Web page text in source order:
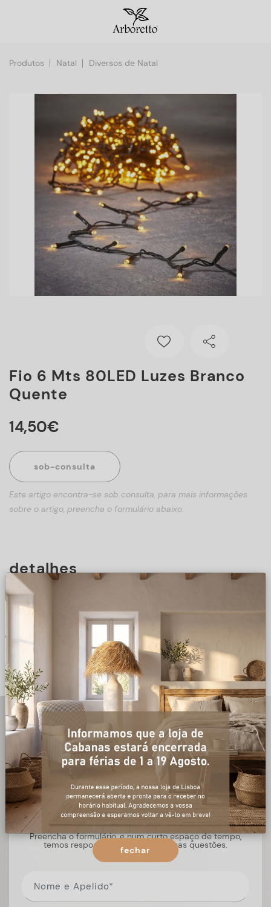
Produtos Natal Diversos de Natal
Fio 6 Mts 80LED Luzes Branco
Quente
14,50€
sob-consulta
Este artigo encontra-se sob consulta, para mais informações
sobre o artigo, preencha o formulário abaixo.
detalhes
DESCRIÇÃO
+ informações
Preencha o formulário, e num curto espaço de tempo,
temos respostas para todas as suas questões.
fechar